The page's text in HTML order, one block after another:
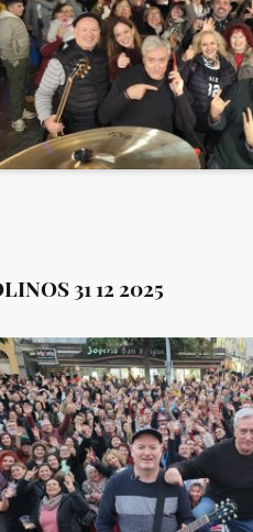
31 12 2025